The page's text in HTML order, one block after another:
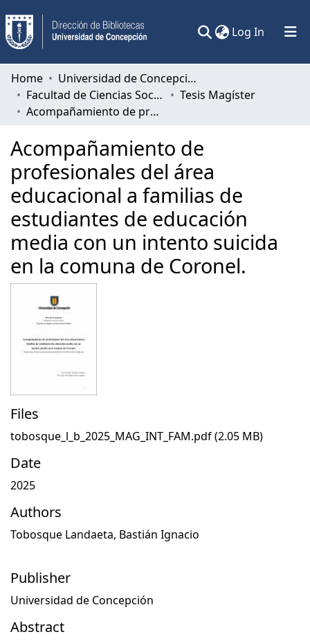
Log In (current)
Communities & Collections
All of DSpace
Home
Universidad de Concepción
Facultad de Ciencias Sociales
Tesis Magíster
Acompañamiento de profesionales del área educacional a familias de estudiantes de educación media con un intento suicida en la comuna de Coronel.
Acompañamiento de
profesionales del área
educacional a familias de
estudiantes de educación
media con un intento suicida
en la comuna de Coronel.
Files
tobosque_l_b_2025_MAG_INT_FAM.pdf(2.05 MB)
Date
2025
Authors
Tobosque Landaeta, Bastián Ignacio
Publisher
Universidad de Concepción
Abstract